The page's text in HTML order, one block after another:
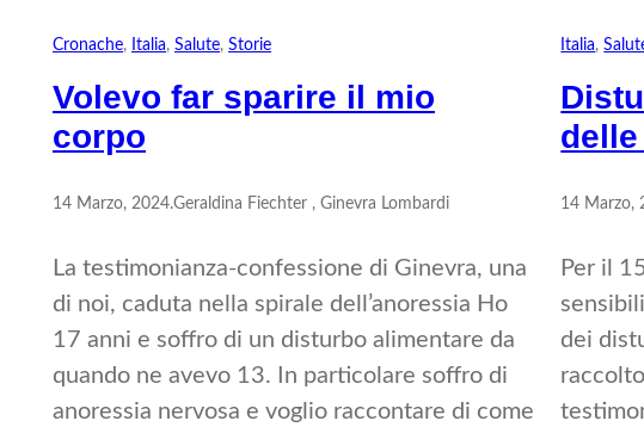
Cronache, Italia, Salute, Storie
Volevo far sparire il mio
corpo
14 Marzo, 2024.Geraldina Fiechter , Ginevra Lombardi
La testimonianza-confessione di Ginevra, una
di noi, caduta nella spirale dell’anoressia Ho
17 anni e soffro di un disturbo alimentare da
quando ne avevo 13. In particolare soffro di
anoressia nervosa e voglio raccontare di come
Italia,
14 Marzo,
Per il
dei